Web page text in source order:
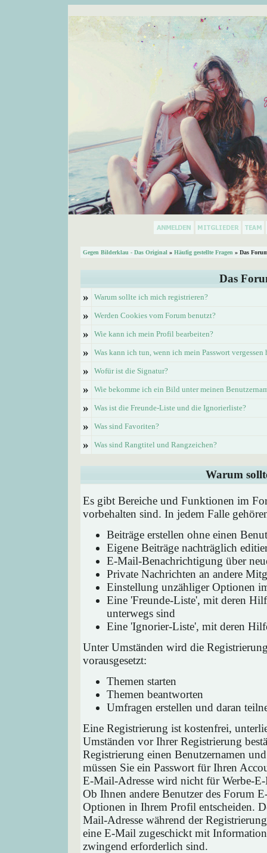
Gegen Bilderklau - Das Original » Häufig gestellte Fragen » Das
Das
»
Warum sollte ich mich registrieren?
» Werden Cookies vom Forum benutzt?
» Wie kann ich mein Profil bearbeiten?
» Was kann ich tun, wenn ich mein Passwort vergessen
» Wofür ist die Signatur?
» Wie bekomme ich ein Bild unter meinen
» Was ist die Freunde-Liste und die Ignorierliste?
» Was sind Favoriten?
» Was sind Rangtitel und Rangzeichen?
Warum
Es gibt Bereiche und Funktionen im
vorbehalten sind. In jedem Falle
Beiträge erstellen ohne einen
Eigene Beiträge nachträglich
E-Mail-Benachrichtigung über
Private Nachrichten an andere
Einstellung unzähliger Optionen
Eine 'Freunde-Liste', mit deren
unterwegs sind
Eine 'Ignorier-Liste', mit deren
Unter Umständen wird die
vorausgesetzt:
Themen starten
Themen beantworten
Umfragen erstellen und daran
Eine Registrierung ist kostenfrei,
Umständen vor Ihrer Registrierung
Registrierung einen Benutzernamen
müssen Sie ein Passwort für Ihren
E-Mail-Adresse wird nicht für Werbe-
Ob Ihnen andere Benutzer des Forum
Optionen in Ihrem Profil entscheiden.
Mail-Adresse während der
eine E-Mail zugeschickt mit
zwingend erforderlich sind.